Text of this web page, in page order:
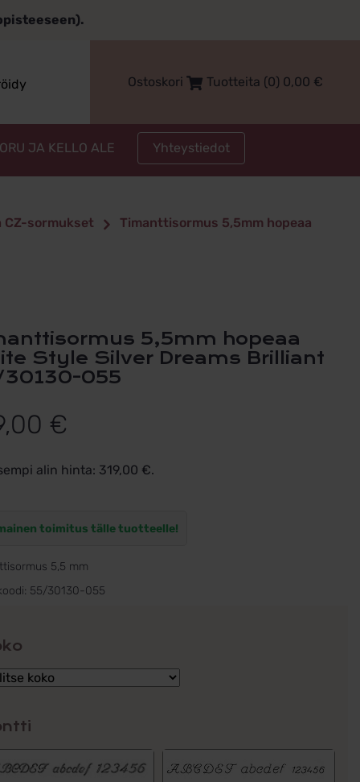
Ostoskori Tuotteita (0) 0,00 €
JA KELLO ALE Yhteystiedot
sormukset
Timanttisormus 5,5mm hopeaa
Style Silver Dreams Brilliant
055
€
alin hinta: 319,00 €.
toimitus tälle tuotteelle!
5,5 mm
55/30130-055